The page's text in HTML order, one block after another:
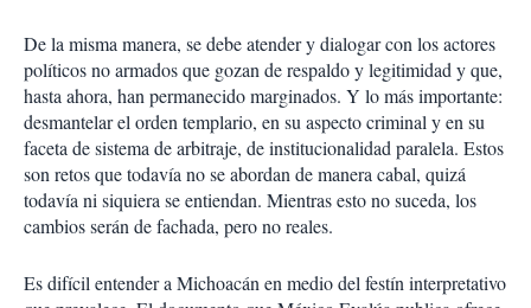
De la misma manera, se debe atender y dialogar con los actores
políticos no armados que gozan de respaldo y legitimidad y que,
hasta ahora, han permanecido marginados. Y lo más importante:
desmantelar el orden templario, en su aspecto criminal y en su
faceta de sistema de arbitraje, de institucionalidad paralela. Estos
son retos que todavía no se abordan de manera cabal, quizá
todavía ni siquiera se entiendan. Mientras esto no suceda, los
cambios serán de fachada, pero no reales.
Es difícil entender a Michoacán en medio del festín interpretativo